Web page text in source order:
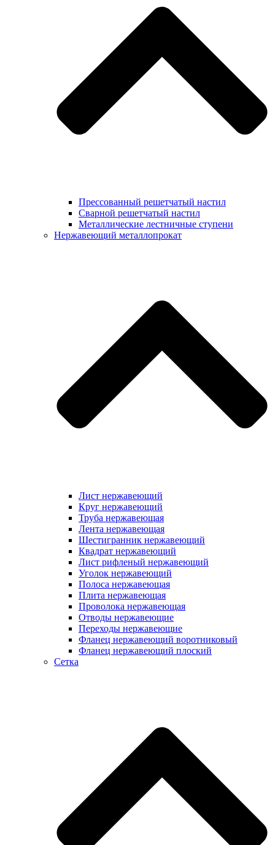
Прессованный решетчатый настил
Сварной решетчатый настил
Металлические лестничные ступени
Нержавеющий металлопрокат
Лист нержавеющий
Круг нержавеющий
Труба нержавеющая
Лента нержавеющая
Шестигранник нержавеющий
Квадрат нержавеющий
Лист рифленый нержавеющий
Уголок нержавеющий
Полоса нержавеющая
Плита нержавеющая
Проволока нержавеющая
Отводы нержавеющие
Переходы нержавеющие
Фланец нержавеющий воротниковый
Фланец нержавеющий плоский
Сетка